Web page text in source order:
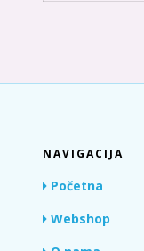
NAVIGACIJA
Početna
Webshop